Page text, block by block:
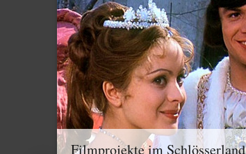
Filmprojekte im Schlösserland